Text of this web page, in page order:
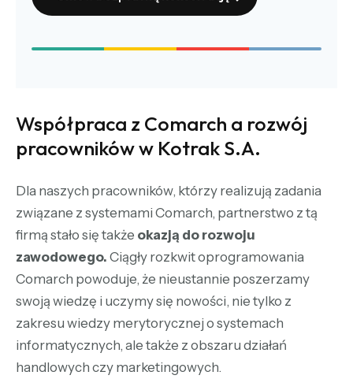
Współpraca z Comarch a rozwój
pracowników w Kotrak S.A.
Dla naszych pracowników, którzy realizują zadania
związane z systemami Comarch, partnerstwo z tą
firmą stało się także okazją do rozwoju
zawodowego. Ciągły rozkwit oprogramowania
Comarch powoduje, że nieustannie poszerzamy
swoją wiedzę i uczymy się nowości, nie tylko z
zakresu wiedzy merytorycznej o systemach
informatycznych, ale także z obszaru działań
handlowych czy marketingowych.